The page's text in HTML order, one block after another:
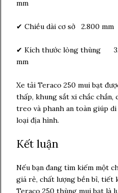
mm
✔ Chiều dài cơ sở 2.800 mm
✔ Kích thước lòng thùng
mm
Xe tải Teraco 250 mui bạt
thấp, khung sắt xi chắc
treo và phanh an toàn giúp
loại địa hình.
Kết luận
Nếu bạn đang tìm kiếm một
giá rẻ, chất lượng bền bỉ, tiết
Teraco 250 thùng mui bạt là